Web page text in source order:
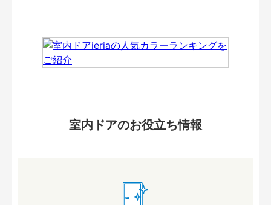
室内ドアのお役立ち情報